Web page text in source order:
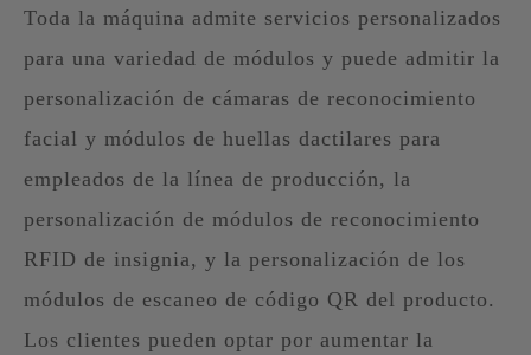
Toda la máquina admite servicios personalizados
para una variedad de módulos y puede admitir la
personalización de cámaras de reconocimiento
facial y módulos de huellas dactilares para
empleados de la línea de producción, la
personalización de módulos de reconocimiento
RFID de insignia, y la personalización de los
módulos de escaneo de código QR del producto.
Los clientes pueden optar por aumentar la